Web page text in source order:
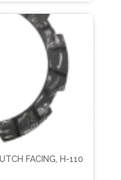
FACING, H-110